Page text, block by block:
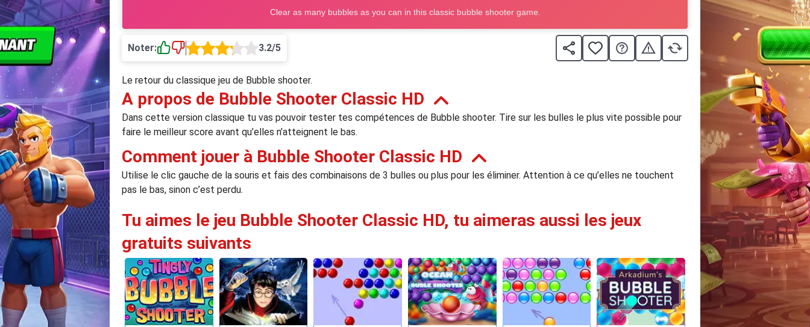
Noter: 3.2/5
Le retour du classique jeu de Bubble shooter.
A propos de Bubble Shooter Classic HD
Dans cette version classique tu vas pouvoir tester tes compétences de Bubble shooter. Tire sur les bulles le plus vite possible pour
faire le meilleur score avant qu’elles n’atteignent le bas.
Comment jouer à Bubble Shooter Classic HD
Utilise le clic gauche de la souris et fais des combinaisons de 3 bulles ou plus pour les éliminer. Attention à ce qu’elles ne touchent
pas le bas, sinon c’est perdu.
Tu aimes le jeu Bubble Shooter Classic HD, tu aimeras aussi les jeux
gratuits suivants